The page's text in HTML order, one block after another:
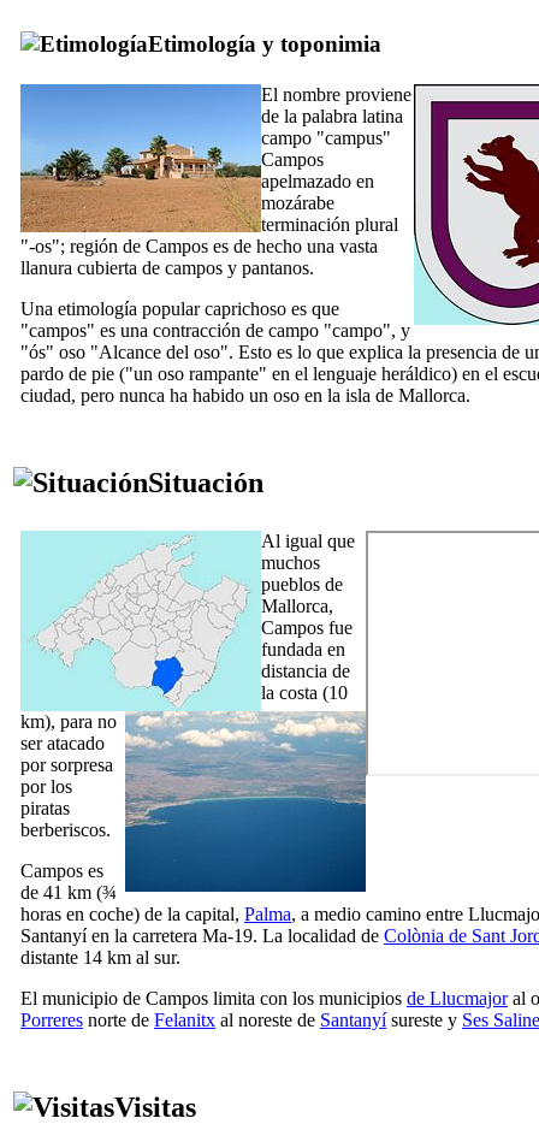
Etimología y toponimia
El nombre proviene
de la palabra latina
campo "campus"
Campos
apelmazado en
mozárabe
terminación plural
"-os"; región de Campos es de hecho una vasta
llanura cubierta de campos y pantanos.
Una etimología popular caprichoso es que
"campos" es una contracción de campo "campo", y
"ós" oso "Alcance del oso". Esto es lo que explica la presencia de
pardo de pie ("un oso rampante" en el lenguaje heráldico) en el
ciudad, pero nunca ha habido un oso en la isla de Mallorca.
Situación
Al igual que
muchos
pueblos de
Mallorca,
Campos fue
fundada en
distancia de
la costa (10
km), para no
ser atacado
por sorpresa
por los
piratas
berberiscos.
Campos es
de 41 km (¾
horas en coche) de la capital, Palma, a medio camino entre
Santanyíen la carretera Ma-19. La localidad de Colònia de Sant
distante 14 km al sur.
El municipio de Campos limita con los municipios de Llucmajoral
Porreres norte de Felanitx al noreste de Santanyísureste y Ses
Visitas